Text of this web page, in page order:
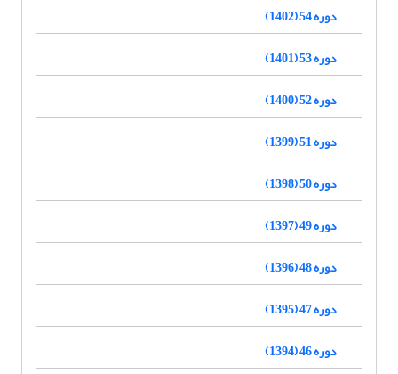
دوره 54 (1402)
دوره 53 (1401)
دوره 52 (1400)
دوره 51 (1399)
دوره 50 (1398)
دوره 49 (1397)
دوره 48 (1396)
دوره 47 (1395)
دوره 46 (1394)